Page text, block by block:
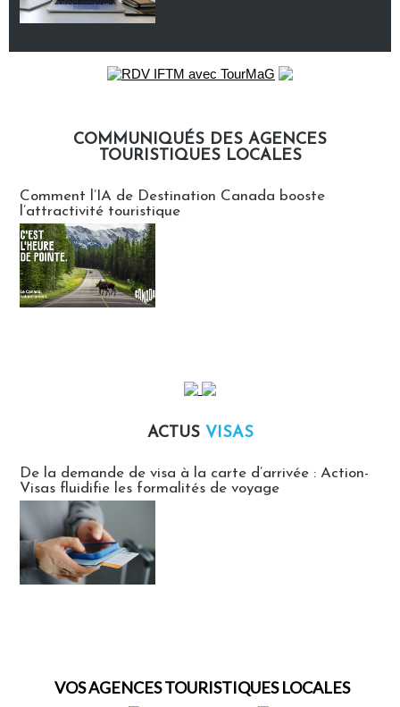
COMMUNIQUÉS DES AGENCES
TOURISTIQUES LOCALES
Comment l’IA de Destination Canada booste
l’attractivité touristique
ACTUS VISAS
De la demande de visa à la carte d’arrivée : Action-
Visas fluidifie les formalités de voyage
VOS AGENCES TOURISTIQUES LOCALES